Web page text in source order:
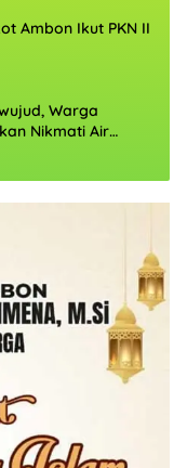
Ambon Ikut PKN II
Warga
Nikmati Air